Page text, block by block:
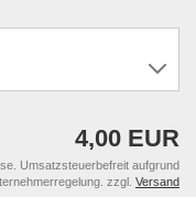
4,00 EUR
Umsatzsteuerbefreit aufgrund
zzgl. Versand